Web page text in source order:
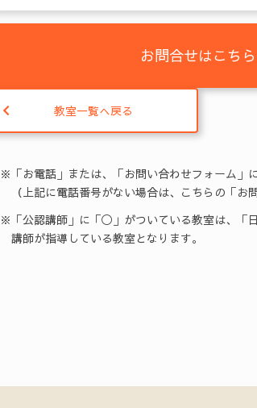
お問合せはこちら
教室一覧へ戻る
※「お電話」または、「お問い合わせフォーム」
（上記に電話番号がない場合は、こちらの「お
※「公認講師」に「◯」がついている教室は、「
講師が指導している教室となります。